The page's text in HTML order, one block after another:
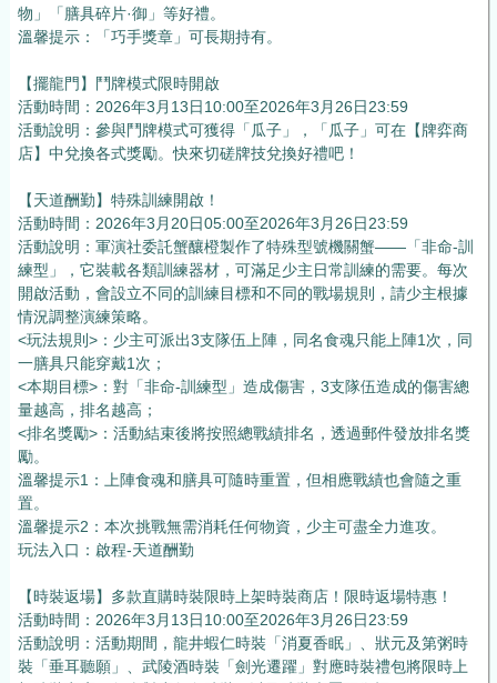
物」「膳具碎片·御」等好禮。
溫馨提示：「巧手獎章」可長期持有。
【擺龍門】鬥牌模式限時開啟
活動時間：2026年3月13日10:00至2026年3月26日23:59
活動說明：參與鬥牌模式可獲得「瓜子」，「瓜子」可在【牌弈商
店】中兌換各式獎勵。快來切磋牌技兌換好禮吧！
【天道酬勤】特殊訓練開啟！
活動時間：2026年3月20日05:00至2026年3月26日23:59
活動說明：軍演社委託蟹釀橙製作了特殊型號機關蟹——「非命-訓
練型」，它裝載各類訓練器材，可滿足少主日常訓練的需要。每次
開啟活動，會設立不同的訓練目標和不同的戰場規則，請少主根據
情況調整演練策略。
<玩法規則>：少主可派出3支隊伍上陣，同名食魂只能上陣1次，同
一膳具只能穿戴1次；
<本期目標>：對「非命-訓練型」造成傷害，3支隊伍造成的傷害總
量越高，排名越高；
<排名獎勵>：活動結束後將按照總戰績排名，透過郵件發放排名獎
勵。
溫馨提示1：上陣食魂和膳具可隨時重置，但相應戰績也會隨之重
置。
溫馨提示2：本次挑戰無需消耗任何物資，少主可盡全力進攻。
玩法入口：啟程-天道酬勤
【時裝返場】多款直購時裝限時上架時裝商店！限時返場特惠！
活動時間：2026年3月13日10:00至2026年3月26日23:59
活動說明：活動期間，龍井蝦仁時裝「消夏香眠」、狀元及第粥時
裝「垂耳聽願」、武陵酒時裝「劍光遷躍」對應時裝禮包將限時上